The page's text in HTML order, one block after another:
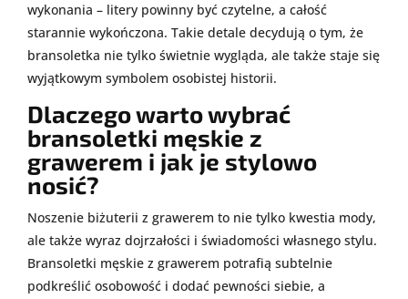
wykonania – litery powinny być czytelne, a całość
starannie wykończona. Takie detale decydują o tym, że
bransoletka nie tylko świetnie wygląda, ale także staje się
wyjątkowym symbolem osobistej historii.
Dlaczego warto wybrać
bransoletki męskie z
grawerem i jak je stylowo
nosić?
Noszenie biżuterii z grawerem to nie tylko kwestia mody,
ale także wyraz dojrzałości i świadomości własnego stylu.
Bransoletki męskie z grawerem potrafią subtelnie
podkreślić osobowość i dodać pewności siebie, a